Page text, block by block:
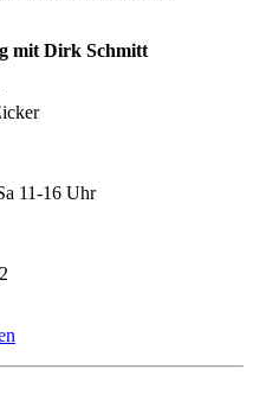
mit Dirk Schmitt
11-16 Uhr